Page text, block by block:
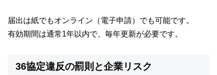
届出は紙でもオンライン（電子申請）でも可能です。
有効期間は通常1年以内で、毎年更新が必要です。
36協定違反の罰則と企業リスク